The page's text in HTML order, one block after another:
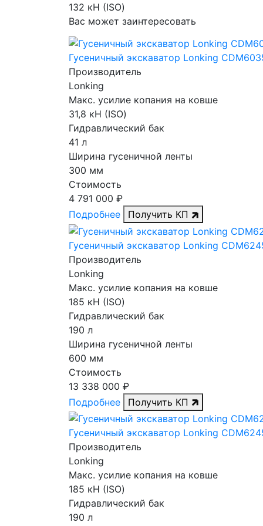
132 кН (ISO)
Вас может заинтересовать
Гусеничный экскаватор Lonking
Производитель
Lonking
Макс. усилие копания на ковше
31,8 кН (ISO)
Гидравлический бак
41 л
Ширина гусеничной ленты
300 мм
Стоимость
4 791 000 ₽
Подробнее
Получить КП
Гусеничный экскаватор Lonking
Производитель
Lonking
Макс. усилие копания на ковше
185 кН (ISO)
Гидравлический бак
190 л
Ширина гусеничной ленты
600 мм
Стоимость
13 338 000 ₽
Подробнее
Получить КП
Гусеничный экскаватор Lonking
Производитель
Lonking
Макс. усилие копания на ковше
185 кН (ISO)
Гидравлический бак
190 л